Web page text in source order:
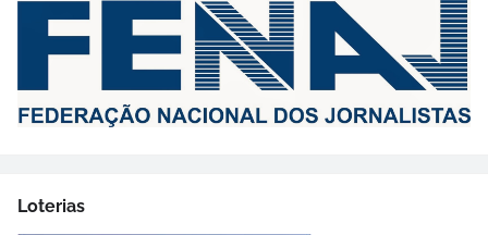
Loterias